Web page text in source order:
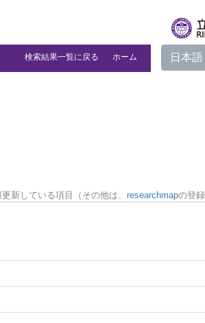
検索結果一覧に戻る ホーム 日本語
新している項目（その他は、 researchmapの登